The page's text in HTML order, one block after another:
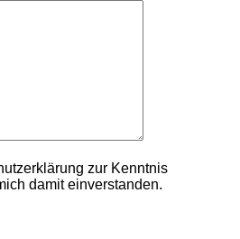
zur Kenntnis
damit einverstanden.